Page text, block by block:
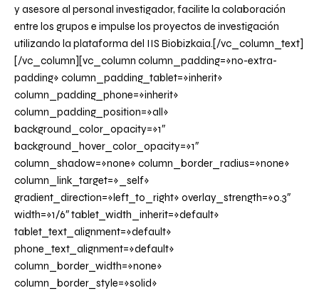
y asesore al personal investigador, facilite la colaboración
entre los grupos e impulse los proyectos de investigación
utilizando la plataforma del IIS Biobizkaia.[/vc_column_text]
[/vc_column][vc_column column_padding=»no-extra-
padding» column_padding_tablet=»inherit»
column_padding_phone=»inherit»
column_padding_position=»all»
background_color_opacity=»1″
background_hover_color_opacity=»1″
column_shadow=»none» column_border_radius=»none»
column_link_target=»_self»
gradient_direction=»left_to_right» overlay_strength=»0.3″
width=»1/6″ tablet_width_inherit=»default»
tablet_text_alignment=»default»
phone_text_alignment=»default»
column_border_width=»none»
column_border_style=»solid»